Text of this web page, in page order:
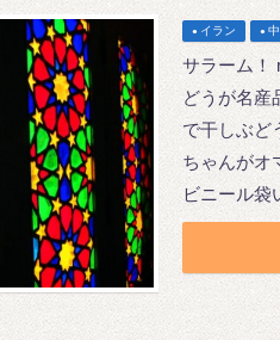
イラン
サラーム！
どうが名産
で干しぶど
ちゃんがオ
ビニール袋